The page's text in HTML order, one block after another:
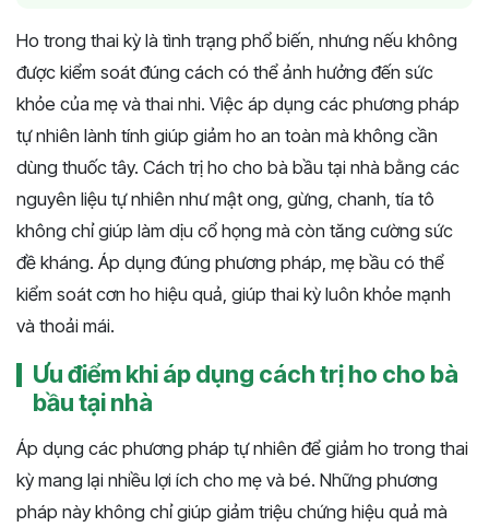
Ho trong thai kỳ là tình trạng phổ biến, nhưng nếu không
được kiểm soát đúng cách có thể ảnh hưởng đến sức
khỏe của mẹ và thai nhi. Việc áp dụng các phương pháp
tự nhiên lành tính giúp giảm ho an toàn mà không cần
dùng thuốc tây. Cách trị ho cho bà bầu tại nhà bằng các
nguyên liệu tự nhiên như mật ong, gừng, chanh, tía tô
không chỉ giúp làm dịu cổ họng mà còn tăng cường sức
đề kháng. Áp dụng đúng phương pháp, mẹ bầu có thể
kiểm soát cơn ho hiệu quả, giúp thai kỳ luôn khỏe mạnh
và thoải mái.
Ưu điểm khi áp dụng cách trị ho cho bà
bầu tại nhà
Áp dụng các phương pháp tự nhiên để giảm ho trong thai
kỳ mang lại nhiều lợi ích cho mẹ và bé. Những phương
pháp này không chỉ giúp giảm triệu chứng hiệu quả mà